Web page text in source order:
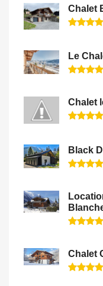
Chalet
Le
Chalet
Black
Chalet